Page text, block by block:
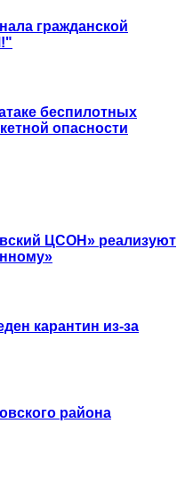
гражданской
беспилотных
опасности
ЦСОН» реализуют
карантин из-за
района